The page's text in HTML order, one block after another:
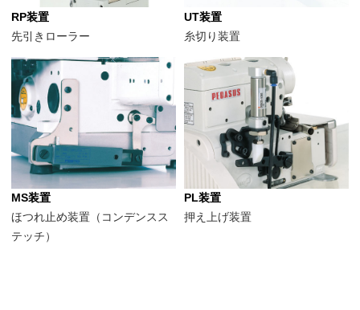
RP装置
先引きローラー
UT装置
糸切り装置
MS装置
ほつれ止め装置（コンデンスス
テッチ）
PL装置
押え上げ装置